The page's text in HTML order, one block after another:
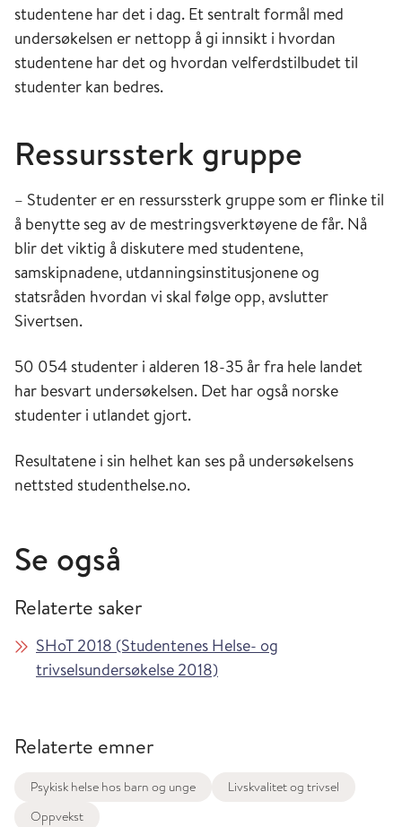
studentene har det i dag. Et sentralt formål med
undersøkelsen er nettopp å gi innsikt i hvordan
studentene har det og hvordan velferdstilbudet til
studenter kan bedres.
Ressurssterk gruppe
– Studenter er en ressurssterk gruppe som er flinke til
å benytte seg av de mestringsverktøyene de får. Nå
blir det viktig å diskutere med studentene,
samskipnadene, utdanningsinstitusjonene og
statsråden hvordan vi skal følge opp, avslutter
Sivertsen.
50 054 studenter i alderen 18-35 år fra hele landet
har besvart undersøkelsen. Det har også norske
studenter i utlandet gjort.
Resultatene i sin helhet kan ses på undersøkelsens
nettsted studenthelse.no.
Se også
Relaterte saker
SHoT 2018 (Studentenes Helse- og
trivselsundersøkelse 2018)
Relaterte emner
Psykisk helse hos barn og unge
Livskvalitet og trivsel
Oppvekst